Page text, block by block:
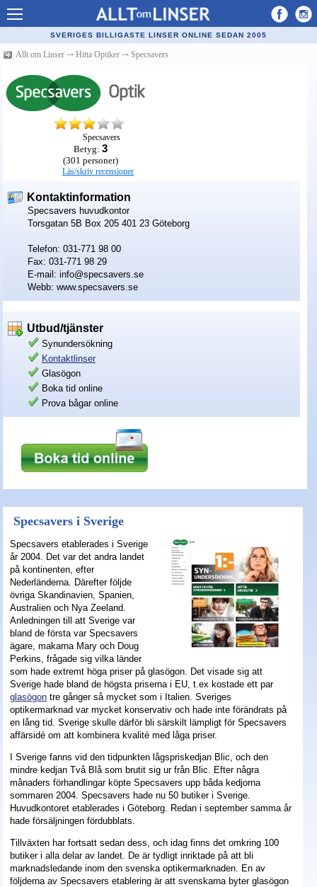
Allt om Linser
Billiga kontaktlinser
Köpa linser på nätet
Återförsäljare linser
Populära linser
Kontaktlinstyper
Optiker
Glasögon
Tillverkare - linser
Nyheter - linser
SVERIGES BILLIGASTE LINSER ONLINE SEDAN 2005
Allt om Linser ⤏ Hitta Optiker ⤏ Specsavers
Specsavers
Betyg: 3
(301 personer)
Läs/skriv recensioner
Kontaktinformation
Specsavers huvudkontor
Torsgatan 5B Box 205 401 23 Göteborg
Telefon: 031-771 98 00
Fax: 031-771 98 29
E-mail: info@specsavers.se
Webb: www.specsavers.se
Utbud/tjänster
Synundersökning
Kontaktlinser
Glasögon
Boka tid online
Prova bågar online
Specsavers i Sverige
Specsavers etablerades i Sverige
år 2004. Det var det andra landet
på kontinenten, efter
Nederländerna. Därefter följde
övriga Skandinavien, Spanien,
Australien och Nya Zeeland.
Anledningen till att Sverige var
bland de första var Specsavers
ägare, makarna Mary och Doug
Perkins, frågade sig vilka länder
som hade extremt höga priser på glasögon. Det visade sig att
Sverige hade bland de högsta priserna i EU, t.ex kostade ett par
glasögon tre gånger så mycket som i Italien. Sveriges
optikermarknad var mycket konservativ och hade inte förändrats på
en lång tid. Sverige skulle därför bli särskilt lämpligt för Specsavers
affärsidé om att kombinera kvalité med låga priser.
I Sverige fanns vid den tidpunkten lågspriskedjan Blic, och den
mindre kedjan Två Blå som brutit sig ur från Blic. Efter några
månaders förhandlingar köpte Specsavers upp båda kedjorna
sommaren 2004. Specsavers hade nu 50 butiker i Sverige.
Huvudkontoret etablerades i Göteborg. Redan i september samma år
hade försäljningen fördubblats.
Tillväxten har fortsatt sedan dess, och idag finns det omkring 100
butiker i alla delar av landet. De är tydligt inriktade på att bli
marknadsledande inom den svenska optikermarknaden. En av
följderna av Specsavers etablering är att svenskarna byter glasögon